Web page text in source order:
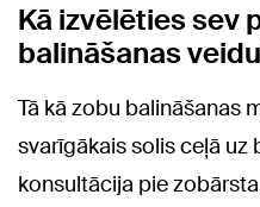
Kā izvēlēties sev
balināšanas
Tā kā zobu balināšanas
svarīgākais solis ceļā uz
konsultācija pie